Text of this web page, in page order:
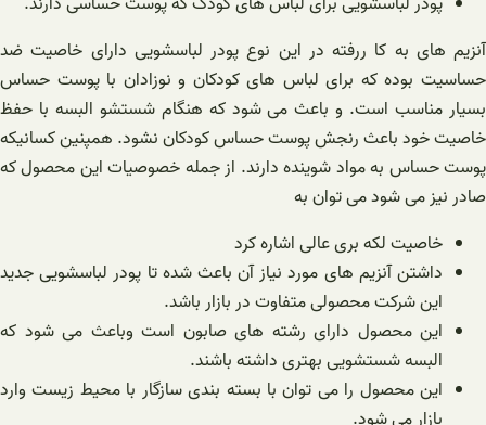
آنزیم های به کا ررفته در این نوع پودر لباسشویی دارای خاصیت ضد
حساسیت بوده که برای لباس های کودکان و نوزادان با پوست حساس
بسیار مناسب است. و باعث می شود که هنگام شستشو البسه با حفظ
خاصیت خود باعث رنجش پوست حساس کودکان نشود. همپنین کسانیکه
پوست حساس به مواد شوینده دارند. از جمله خصوصیات این محصول که
صادر نیز می شود می توان به
خاصیت لکه بری عالی اشاره کرد
داشتن آنزیم های مورد نیاز آن باعث شده تا پودر لباسشویی جدید
این شرکت محصولی متفاوت در بازار باشد.
این محصول دارای رشته های صابون است وباعث می شود که
البسه شستشویی بهتری داشته باشند.
این محصول را می توان با بسته بندی سازگار با محیط زیست وارد